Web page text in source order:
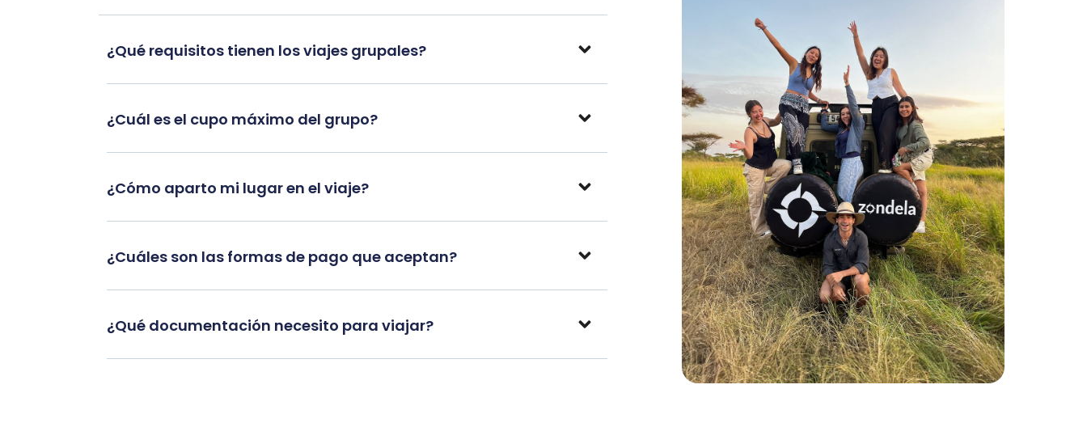
¿Qué requisitos tienen los viajes grupales?
¿Cuál es el cupo máximo del grupo?
¿Cómo aparto mi lugar en el viaje?
¿Cuáles son las formas de pago que aceptan?
¿Qué documentación necesito para viajar?